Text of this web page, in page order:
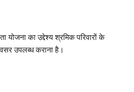
योजना का उद्देश्य श्रमिक परिवारों के
उपलब्ध कराना है।